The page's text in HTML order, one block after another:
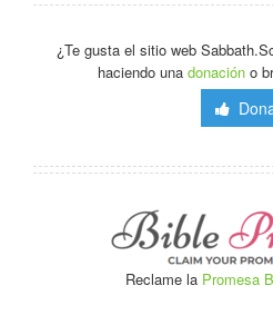
¿Te gusta el sitio web
haciendo una donacióno
Reclame la Promesa